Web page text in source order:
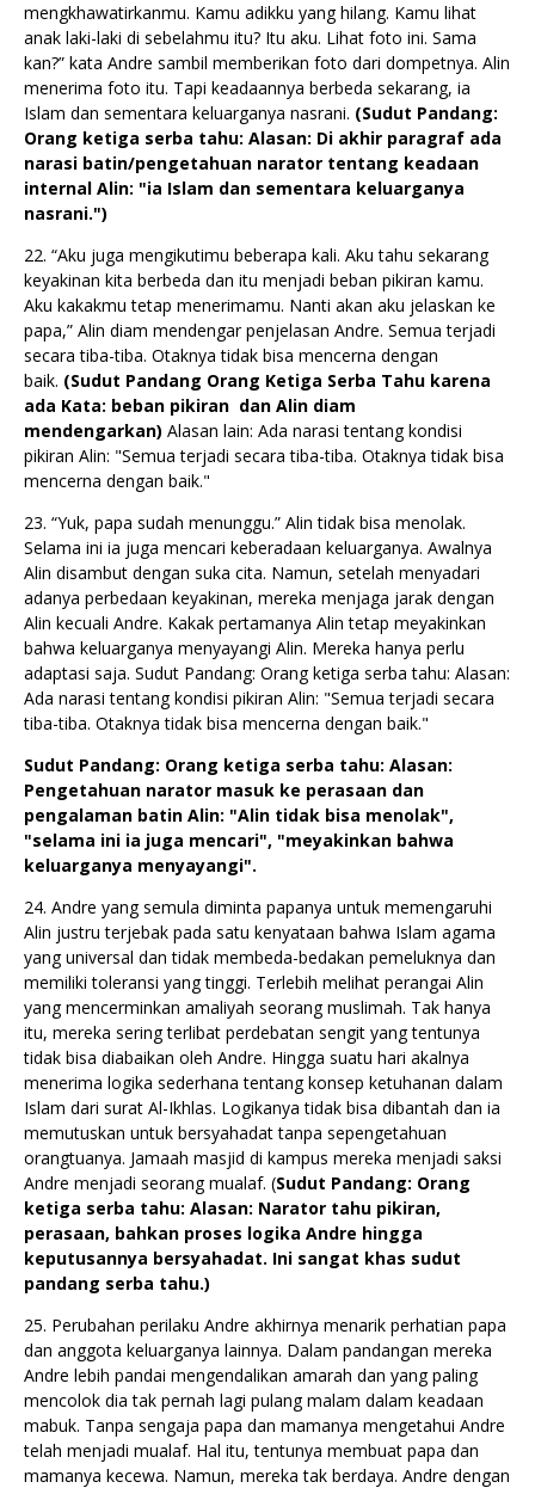
mengkhawatirkanmu. Kamu adikku yang hilang. Kamu lihat
anak laki-laki di sebelahmu itu? Itu aku. Lihat foto ini. Sama
kan?” kata Andre sambil memberikan foto dari dompetnya. Alin
menerima foto itu. Tapi keadaannya berbeda sekarang, ia
Islam dan sementara keluarganya nasrani. (Sudut Pandang:
Orang ketiga serba tahu: Alasan: Di akhir paragraf ada
narasi batin/pengetahuan narator tentang keadaan
internal Alin: "ia Islam dan sementara keluarganya
nasrani.")
22. “Aku juga mengikutimu beberapa kali. Aku tahu sekarang
keyakinan kita berbeda dan itu menjadi beban pikiran kamu.
Aku kakakmu tetap menerimamu. Nanti akan aku jelaskan ke
papa,” Alin diam mendengar penjelasan Andre. Semua terjadi
secara tiba-tiba. Otaknya tidak bisa mencerna dengan
baik. (Sudut Pandang Orang Ketiga Serba Tahu karena
ada Kata: beban pikiran dan Alin diam
mendengarkan) Alasan lain: Ada narasi tentang kondisi
pikiran Alin: "Semua terjadi secara tiba-tiba. Otaknya tidak bisa
mencerna dengan baik."
23. “Yuk, papa sudah menunggu.” Alin tidak bisa menolak.
Selama ini ia juga mencari keberadaan keluarganya. Awalnya
Alin disambut dengan suka cita. Namun, setelah menyadari
adanya perbedaan keyakinan, mereka menjaga jarak dengan
Alin kecuali Andre. Kakak pertamanya Alin tetap meyakinkan
bahwa keluarganya menyayangi Alin. Mereka hanya perlu
adaptasi saja. Sudut Pandang: Orang ketiga serba tahu: Alasan:
Ada narasi tentang kondisi pikiran Alin: "Semua terjadi secara
tiba-tiba. Otaknya tidak bisa mencerna dengan baik."
Sudut Pandang: Orang ketiga serba tahu: Alasan:
Pengetahuan narator masuk ke perasaan dan
pengalaman batin Alin: "Alin tidak bisa menolak",
"selama ini ia juga mencari", "meyakinkan bahwa
keluarganya menyayangi".
24. Andre yang semula diminta papanya untuk memengaruhi
Alin justru terjebak pada satu kenyataan bahwa Islam agama
yang universal dan tidak membeda-bedakan pemeluknya dan
memiliki toleransi yang tinggi. Terlebih melihat perangai Alin
yang mencerminkan amaliyah seorang muslimah. Tak hanya
itu, mereka sering terlibat perdebatan sengit yang tentunya
tidak bisa diabaikan oleh Andre. Hingga suatu hari akalnya
menerima logika sederhana tentang konsep ketuhanan dalam
Islam dari surat Al-Ikhlas. Logikanya tidak bisa dibantah dan ia
memutuskan untuk bersyahadat tanpa sepengetahuan
orangtuanya. Jamaah masjid di kampus mereka menjadi saksi
Andre menjadi seorang mualaf. (Sudut Pandang: Orang
ketiga serba tahu: Alasan: Narator tahu pikiran,
perasaan, bahkan proses logika Andre hingga
keputusannya bersyahadat. Ini sangat khas sudut
pandang serba tahu.)
25. Perubahan perilaku Andre akhirnya menarik perhatian papa
dan anggota keluarganya lainnya. Dalam pandangan mereka
Andre lebih pandai mengendalikan amarah dan yang paling
mencolok dia tak pernah lagi pulang malam dalam keadaan
mabuk. Tanpa sengaja papa dan mamanya mengetahui Andre
telah menjadi mualaf. Hal itu, tentunya membuat papa dan
mamanya kecewa. Namun, mereka tak berdaya. Andre dengan